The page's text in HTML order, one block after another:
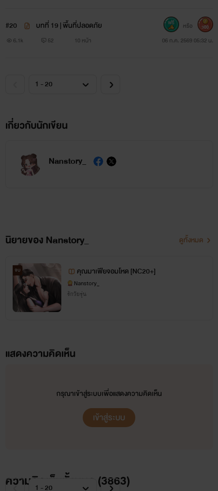
#20 บทที่ 19 | พื้นที่ปลอดภัย
6.1k 52 10 หน้า 06 ก.ค. 2569 05:32 น.
หรือ 300
เกี่ยวกับนักเขียน
Nanstory_
นิยายของ Nanstory_ ดูทั้งหมด
จบ คุณมาเฟียจอมโหด [NC20+]
Nanstory_
รักวัยรุ่น
แสดงความคิดเห็น
กรุณาเข้าสู่ระบบเพื่อแสดงความคิดเห็น
เข้าสู่ระบบ
ความคิดเห็นทั้งหมด (3863)